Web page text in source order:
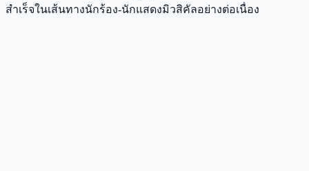
สำเร็จในเส้นทางนักร้อง-นักแสดงมิวสิคัลอย่างต่อเนื่อง